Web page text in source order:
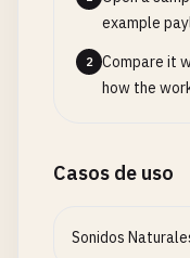
example
2
Compare it
how the
Casos de uso
Sonidos